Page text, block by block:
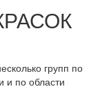
групп по
и по области